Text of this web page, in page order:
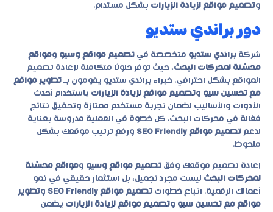
وتصميم مواقع لزيادة الزيارات بشكل مستدام.
دور براندي ستديو
شركة براندي ستديو متخصصة في تصميم مواقع وسيو ومواقع
محسّنة لمحركات البحث، حيث توفر حلولًا متكاملة لإعادة تصميم
المواقع بشكل احترافي. خبراء براندي ستديو يقومون بـ تطوير مواقع
مع تحسين سيو وتصميم مواقع لزيادة الزيارات باستخدام أحدث
الأدوات والأساليب لضمان تجربة مستخدم ممتازة وتحقيق نتائج
فعّالة في محركات البحث. كل خطوة في العملية مدروسة بعناية
لدعم تصميم مواقع SEO Friendly
ورفع ترتيب موقعك بشكل
ملحوظ.
إعادة تصميم موقعك وفق تصميم مواقع وسيو ومواقع محسّنة
لمحركات البحث ليست مجرد تجميل، بل استثمار حقيقي في نمو
أعمالك الرقمية. اتباع خطوات تصميم مواقع SEO Friendly وتطوير
مواقع مع تحسين سيو وتصميم مواقع لزيادة الزيارات يضمن